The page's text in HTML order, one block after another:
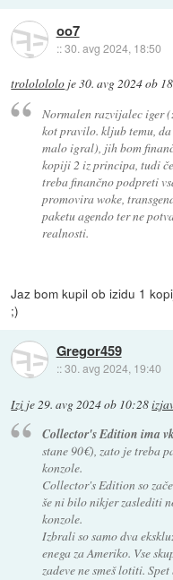
oo7
::30. avg 2024, 18:50
trololololo je30. avg 2024 ob
Normalen razvijalec iger
kot pravilo. kljub temu,
malo igral), jih bom
kopiji 2 iz principa, tudi
treba finančno podpreti
promovira woke,
paketu agendo ter ne
realnosti.
Jaz bom kupil ob izidu 1
;)
Gregor459
::30. avg 2024, 19:40
Izi je29. avg 2024 ob 10:28
Collector's Edition ima
stane 90€), zato je treba
konzole.
Collector's Edition so
še ni bilo nikjer zaslediti
konzole.
Izbrali so samo dva
enega za Ameriko. Vse
zadeve ne smeš lotiti.